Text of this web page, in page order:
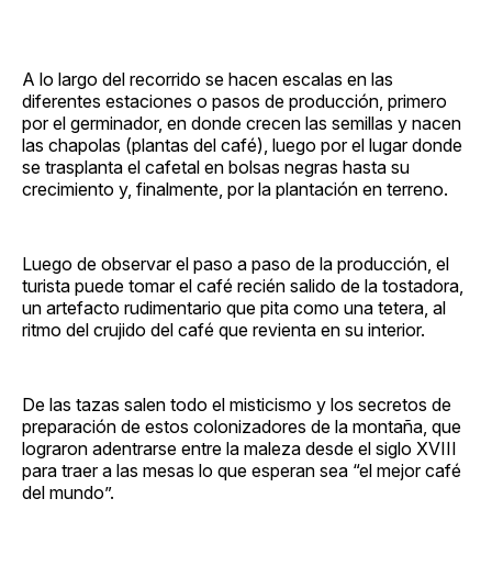
A lo largo del recorrido se hacen escalas en las
diferentes estaciones o pasos de producción, primero
por el germinador, en donde crecen las semillas y nacen
las chapolas (plantas del café), luego por el lugar donde
se trasplanta el cafetal en bolsas negras hasta su
crecimiento y, finalmente, por la plantación en terreno.
Luego de observar el paso a paso de la producción, el
turista puede tomar el café recién salido de la tostadora,
un artefacto rudimentario que pita como una tetera, al
ritmo del crujido del café que revienta en su interior.
De las tazas salen todo el misticismo y los secretos de
preparación de estos colonizadores de la montaña, que
lograron adentrarse entre la maleza desde el siglo XVIII
para traer a las mesas lo que esperan sea “el mejor café
del mundo”.